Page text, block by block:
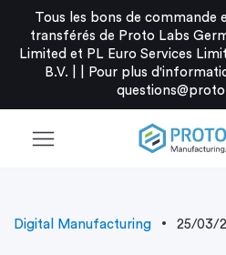
Tous les bons de commande
transférés de Proto Labs
Limited et PL Euro Services
B.V. |
Pour plus
menu
Digital Manufacturing 25/03/